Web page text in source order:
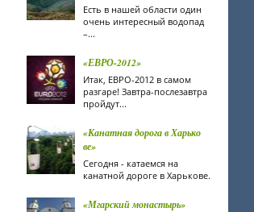
Есть в нашей области один
очень интересный водопад
–...
«ЕВРО-2012»
Итак, ЕВРО-2012 в самом
разгаре! Завтра-послезавтра
пройдут...
«Канатная дорога в Харько
ве»
Сегодня - катаемся на
канатной дороге в Харькове.
«Мгарский монастырь»